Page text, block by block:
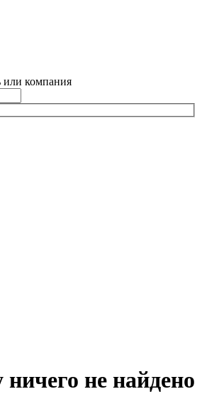
или компания
не найдено